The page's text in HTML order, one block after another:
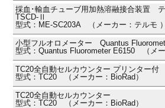
採血･輸血チューブ用加熱溶融接合装置
TSCD-Ⅱ
型式：ME-SC203A （メーカー：テルモ ）
小型フルオロメーター Quantus
型式：Quantus Fluorometer E6150 （メー
TC20全自動セルカウンター プリンター付
型式：TC20 （メーカー：BioRad）
TC20全自動セルカウンター
型式：TC20 （メーカー：BioRad）